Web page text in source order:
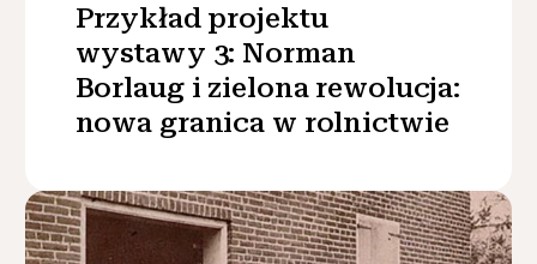
Przykład projektu
wystawy 3: Norman
Borlaug i zielona rewolucja:
nowa granica w rolnictwie